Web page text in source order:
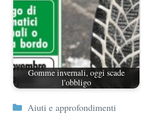
Gomme invernali, oggi scade
l'obbligo
Categorie
Aiuti e approfondimenti